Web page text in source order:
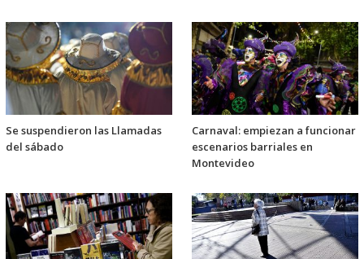
Se suspendieron las Llamadas
del sábado
Carnaval: empiezan a funcionar
escenarios barriales en
Montevideo